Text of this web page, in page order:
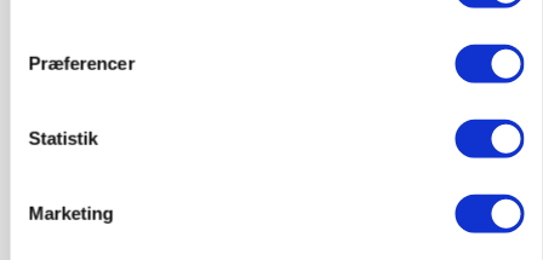
Præferencer
Statistik
Marketing
kan den ændre din bedrift fra 2027